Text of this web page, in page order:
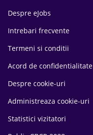
Despre eJobs
Intrebari frecvente
Termeni si conditii
Acord de confidentialitate
Despre cookie-uri
Administreaza cookie-uri
Statistici vizitatori